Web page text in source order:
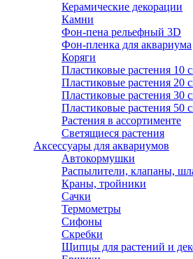
Керамические декорации
Камни
Фон-пена рельефный 3D
Фон-пленка для аквариума
Коряги
Пластиковые растения 10
Пластиковые растения 20
Пластиковые растения 30
Пластиковые растения 50
Растения в ассортименте
Светящиеся растения
Аксессуары для аквариумов
Автокормушки
Распылители, клапаны,
Краны, тройники
Сачки
Термометры
Сифоны
Скребки
Щипцы для растений и